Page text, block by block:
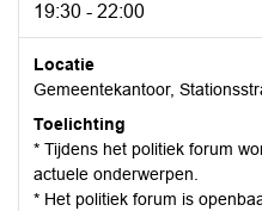
19:30 - 22:00
Locatie
Gemeentekantoor,
Toelichting
* Tijdens het politiek forum
actuele onderwerpen.
* Het politiek forum is